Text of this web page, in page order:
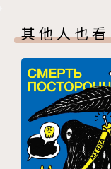
28 一體兩面
29 大敗摩西娑
30 達門護身符
31 交換
32 承諾
33 繩繫
尾聲 子嗣
感謝
其他人也